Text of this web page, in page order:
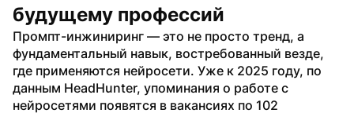
будущему профессий
Промпт-инжиниринг — это не просто тренд, а
фундаментальный навык, востребованный везде,
где применяются нейросети. Уже к 2025 году, по
данным HeadHunter, упоминания о работе с
нейросетями появятся в вакансиях по 102